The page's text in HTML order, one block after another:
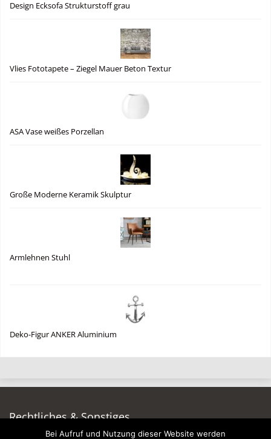
Design Ecksofa Strukturstoff grau
Vlies Fototapete – Ziegel Mauer Beton Textur
ASA Vase weißes Porzellan
Große Moderne Keramik Skulptur
Armlehnen Stuhl
Deko-Figur ANKER Aluminium
Rechtliches & Sonstiges
Bei Aufruf und Nutzung dieser Website werden